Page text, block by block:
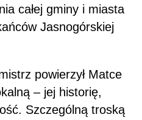
całej gminy i miasta
Jasnogórskiej
powierzył Matce
– jej historię,
Szczególną troską